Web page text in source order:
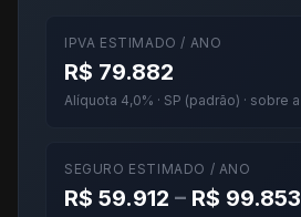
IPVA ESTIMADO / ANO
R$ 79.882
Alíquota 4,0% · SP (padrão) · sobre
SEGURO ESTIMADO / ANO
R$ 59.912 – R$ 99.853